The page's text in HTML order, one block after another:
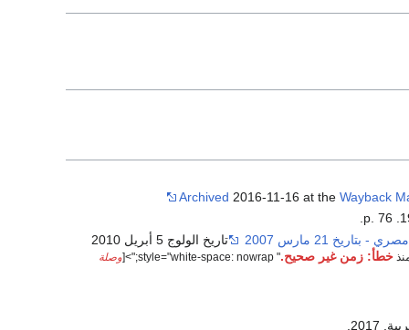
Archived 2016-11-16 at theWayback
تاريخ الولوج 5 أبريل 2010
خطأ: زمن غير صحيح." style="white-space: nowrap;">[
وصلة
2017.